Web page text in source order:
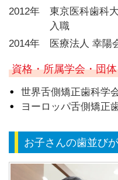
2012年
東京医科歯科
入職
2014年
医療法人 幸陽
資格・所属学会・団体
世界舌側矯正歯科学
ヨーロッパ舌側矯正
お子さんの歯並び